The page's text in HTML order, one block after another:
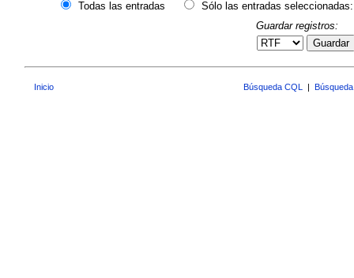
Todas las entradas
Sólo las entradas seleccionadas:
Guardar registros:
Guardar
Inicio Búsqueda CQL